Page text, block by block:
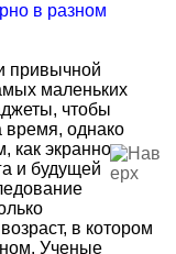
в разном
привычной
маленьких
чтобы
время, однако
как экранное
и будущей
в котором
Ученые